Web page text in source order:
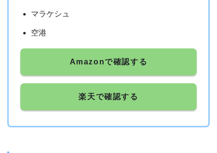
マラケシュ
空港
Amazonで確認する
楽天で確認する